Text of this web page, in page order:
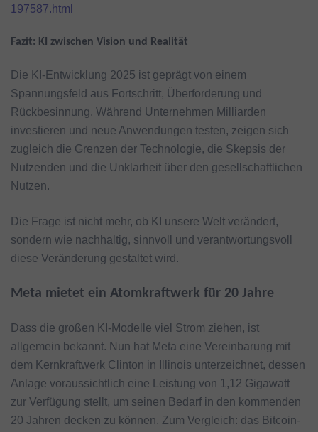
197587.html
Fazit: KI zwischen Vision und Realität
Die KI-Entwicklung 2025 ist geprägt von einem
Spannungsfeld aus Fortschritt, Überforderung und
Rückbesinnung. Während Unternehmen Milliarden
investieren und neue Anwendungen testen, zeigen sich
zugleich die Grenzen der Technologie, die Skepsis der
Nutzenden und die Unklarheit über den gesellschaftlichen
Nutzen.
Die Frage ist nicht mehr, ob KI unsere Welt verändert,
sondern wie nachhaltig, sinnvoll und verantwortungsvoll
diese Veränderung gestaltet wird.
Meta mietet ein Atomkraftwerk für 20 Jahre
Dass die großen KI-Modelle viel Strom ziehen, ist
allgemein bekannt. Nun hat Meta eine Vereinbarung mit
dem Kernkraftwerk Clinton in Illinois unterzeichnet, dessen
Anlage voraussichtlich eine Leistung von 1,12 Gigawatt
zur Verfügung stellt, um seinen Bedarf in den kommenden
20 Jahren decken zu können. Zum Vergleich: das Bitcoin-